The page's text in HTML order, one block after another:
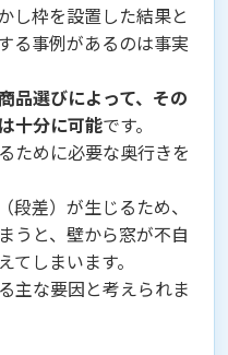
し枠を設置した結果と
る事例があるのは事実
品選びによって、その
十分に可能です。
ために必要な奥行きを
段差）が生じるため、
うと、壁から窓が不自
しまいます。
主な要因と考えられま